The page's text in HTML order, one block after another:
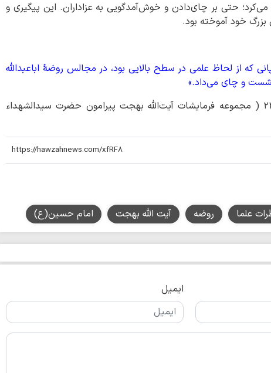
می‌کرد؛ حتی بر چای‌دادن و خوش‌آمدگویی به عزاداران. این پیگیری و
بزرگ خود آموخته بود.
که از لحاظ علمی در سطح بالایی بود، در مجالس روضۀ اباعبدالله
و چای می‌داد.»
منبع: رحمت واسعه، ص ٢٢ ( مجموعه فرمایشات آیت‌اللّٰه بهجت پیرامون حضرت سیدالشهداء
علما روضه آیت الله بهجت امام حسین(ع)
ایمیل